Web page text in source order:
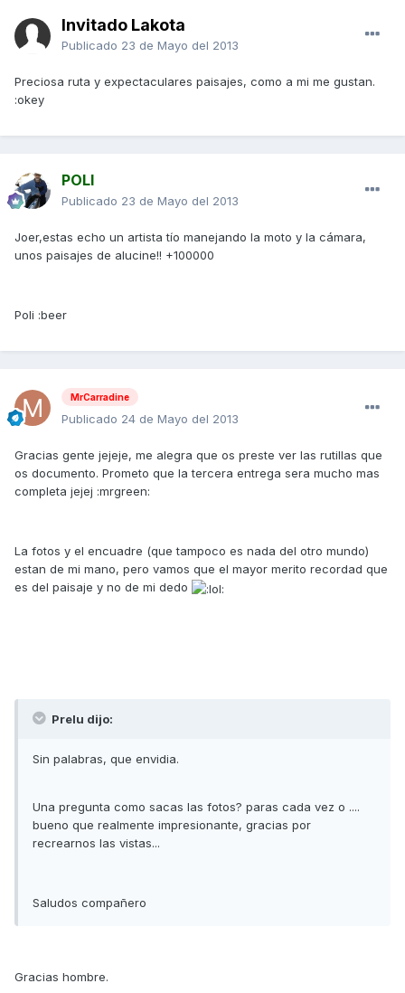
Invitado Lakota
Publicado 23 de Mayo del 2013
Preciosa ruta y expectaculares paisajes, como a mi me gustan.
:okey
POLI
Publicado 23 de Mayo del 2013
Joer,estas echo un artista tío manejando la moto y la cámara,
unos paisajes de alucine!! +100000
Poli :beer
MrCarradine
Publicado 24 de Mayo del 2013
Gracias gente jejeje, me alegra que os preste ver las rutillas que
os documento. Prometo que la tercera entrega sera mucho mas
completa jejej :mrgreen:
La fotos y el encuadre (que tampoco es nada del otro mundo)
estan de mi mano, pero vamos que el mayor merito recordad que
es del paisaje y no de mi dedo
Prelu dijo:
Sin palabras, que envidia.
Una pregunta como sacas las fotos? paras cada vez o ....
bueno que realmente impresionante, gracias por
recrearnos las vistas...
Saludos compañero
Gracias hombre.